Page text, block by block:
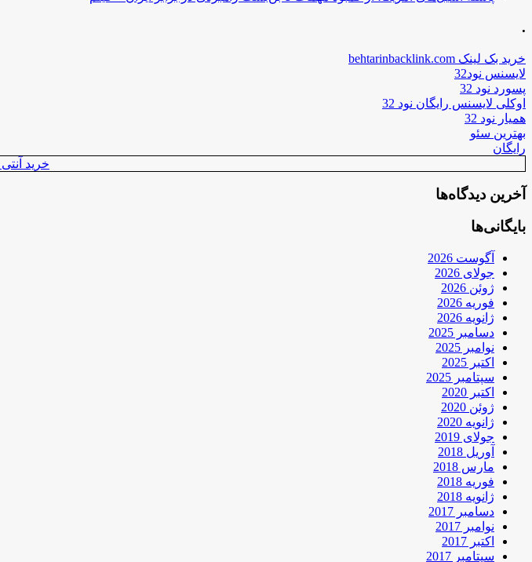
.
خرید بک لینک behtarinbacklink.com
لایسنس نود32
پسورد نود 32
اوکلی لایسنس رایگان نود 32
همیار نود 32
بهترین سئو
رایگان
خرید
آخرین دیدگاه‌ها
بایگانی‌ها
آگوست 2026
جولای 2026
ژوئن 2026
فوریه 2026
ژانویه 2026
دسامبر 2025
نوامبر 2025
اکتبر 2025
سپتامبر 2025
اکتبر 2020
ژوئن 2020
ژانویه 2020
جولای 2019
آوریل 2018
مارس 2018
فوریه 2018
ژانویه 2018
دسامبر 2017
نوامبر 2017
اکتبر 2017
سپتامبر 2017